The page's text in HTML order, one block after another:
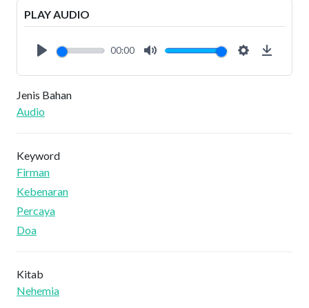
PLAY AUDIO
00:00
Jenis Bahan
Audio
Keyword
Firman
Kebenaran
Percaya
Doa
Kitab
Nehemia